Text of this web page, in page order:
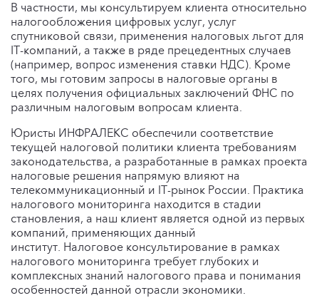
В частности, мы консультируем клиента относительно
налогообложения цифровых услуг, услуг
спутниковой связи, применения налоговых льгот для
IT-компаний, а также в ряде прецедентных случаев
(например, вопрос изменения ставки НДС). Кроме
того, мы готовим запросы в налоговые органы в
целях получения официальных заключений ФНС по
различным налоговым вопросам клиента.
Юристы ИНФРАЛЕКС обеспечили соответствие
текущей налоговой политики клиента требованиям
законодательства, а разработанные в рамках проекта
налоговые решения напрямую влияют на
телекоммуникационный и IT-рынок России. Практика
налогового мониторинга находится в стадии
становления, а наш клиент является одной из первых
компаний, применяющих данный
институт. Налоговое консультирование в рамках
налогового мониторинга требует глубоких и
комплексных знаний налогового права и понимания
особенностей данной отрасли экономики.